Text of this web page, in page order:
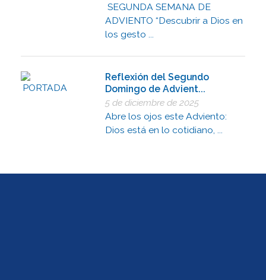
SEGUNDA SEMANA DE
ADVIENTO “Descubrir a Dios en
los gesto ...
Reflexión del Segundo
Domingo de Advient...
5 de diciembre de 2025
Abre los ojos este Adviento:
Dios está en lo cotidiano, ...